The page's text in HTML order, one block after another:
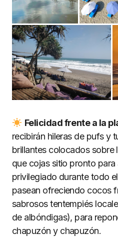
Felicidad frente a la
recibirán hileras de pufs y
brillantes colocados sobre
que cojas sitio pronto para
privilegiado durante todo
pasean ofreciendo cocos
sabrosos tentempiés
de albóndigas), para
chapuzón y chapuzón.